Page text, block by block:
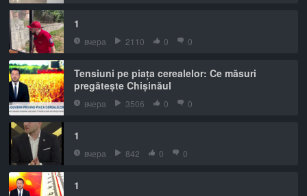
1
вчера 2110 0 0
Tensiuni pe piața cerealelor: Ce măsuri
pregătește Chișinăul
вчера 3506 0 0
1
вчера 842 0 0
1